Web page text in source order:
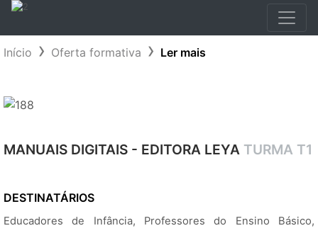
Início Oferta formativa Ler mais
MANUAIS DIGITAIS - EDITORA LEYA TURMA T1
DESTINATÁRIOS
Educadores de Infância, Professores do Ensino Básico,